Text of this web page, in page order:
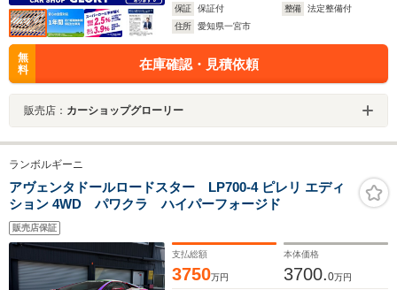
保証
保証付 整備
法定整備付
住所
愛知県一宮市
無
料
在庫確認・見積依頼
販売店： カーショップグローリー
ランボルギーニ
アヴェンタドールロードスター LP700-4 ピレリ エディ
ション 4WD パワクラ ハイパーフォージド
販売店保証
支払総額
3750万円
本体価格
3700.0万円